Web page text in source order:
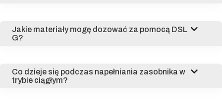
Jakie materiały mogę dozować za pomocą DSL
G?
Co dzieje się podczas napełniania zasobnika w
trybie ciągłym?